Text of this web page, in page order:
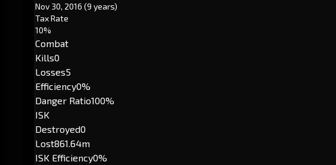
Nov 30, 2016 (9 years)
Tax Rate
10%
Combat
Kills0
Losses5
Efficiency0%
Danger Ratio100%
ISK
Destroyed0
Lost861.64m
ISK Efficiency0%